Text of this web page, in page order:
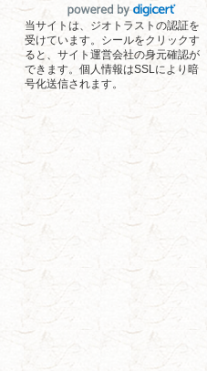
当サイトは、ジオトラストの認証を
受けています。シールをクリックす
ると、サイト運営会社の身元確認が
できます。個人情報はSSLにより暗
号化送信されます。